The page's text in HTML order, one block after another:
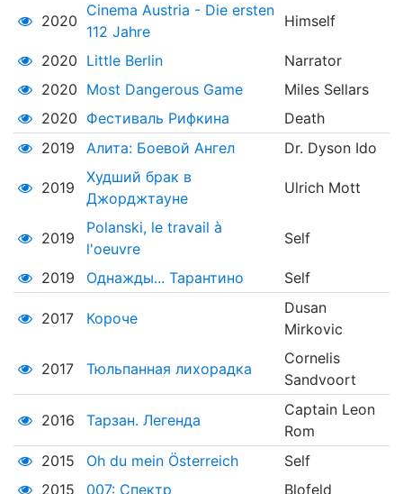
2020
Cinema Austria - Die ersten
112 Jahre
Himself
2020 Little Berlin
Narrator
2020 Most Dangerous Game
Miles Sellars
2020 Фестиваль Рифкина
Death
2019
Алита: Боевой Ангел Dr. Dyson Ido
2019
Худший брак в
Джорджтауне
Ulrich Mott
2019
Polanski, le travail à
l'oeuvre
Self
2019 Однажды... Тарантино Self
2017 Короче
Dusan
Mirkovic
2017 Тюльпанная лихорадка
Cornelis
Sandvoort
2016 Тарзан. Легенда
Captain Leon
Rom
2015
Oh du mein Österreich
Self
2015
007: Спектр
Blofeld